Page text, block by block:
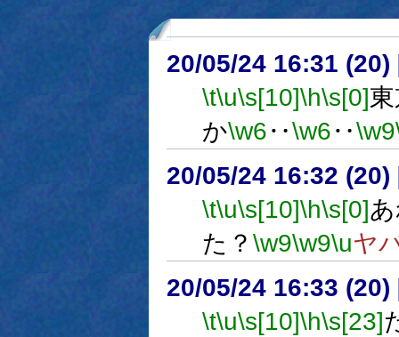
20/05/24 16:31 (20)
\t\u\s[10]\h\s[0]
か\w6‥\w6‥\w9
20/05/24 16:32 (20)
\t\u\s[10]\h\s[0]
た？ \w9\w9\uヤ
20/05/24 16:33 (20)
\t\u\s[10]\h\s[23]